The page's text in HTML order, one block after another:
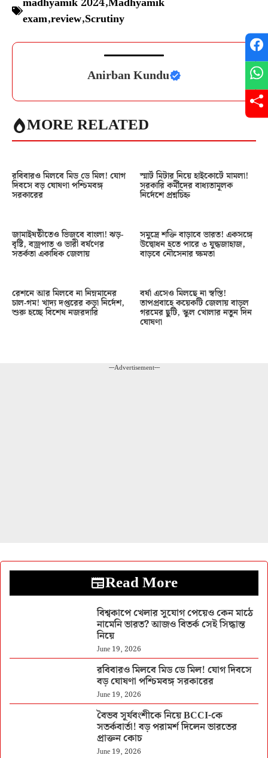
exam,review,Scrutiny
Anirban Kundu
MORE RELATED
রবিবারও মিলবে মিড ডে মিল! যোগ
দিবসে বড় ঘোষণা পশ্চিমবঙ্গ
সরকারের
স্মার্ট মিটার নিয়ে হাইকোর্টে মামলা!
সরকারি কর্মীদের বাধ্যতামূলক
নির্দেশে প্রশ্নচিহ্ন
জামাইষষ্ঠীতেও ভিজবে বাংলা! ঝড়-
বৃষ্টি, বজ্রপাত ও ভারী বর্ষণের
সতর্কতা একাধিক জেলায়
সমুদ্রে শক্তি বাড়াবে ভারত! একসঙ্গে
উদ্বোধন হতে পারে ৩ যুদ্ধজাহাজ,
বাড়বে নৌসেনার ক্ষমতা
রেশনে আর মিলবে না নিম্নমানের
চাল-গম! খাদ্য দপ্তরের কড়া নির্দেশ,
শুরু হচ্ছে বিশেষ নজরদারি
বর্ষা এসেও মিলছে না স্বস্তি!
তাপপ্রবাহে কয়েকটি জেলায় বাড়ল
গরমের ছুটি, স্কুল খোলার নতুন দিন
ঘোষণা
---Advertisement---
Read More
বিশ্বকাপে খেলার সুযোগ পেয়েও কেন মাঠে
নামেনি ভারত? আজও বিতর্ক সেই সিদ্ধান্ত
নিয়ে
June 19, 2026
রবিবারও মিলবে মিড ডে মিল! যোগ দিবসে
বড় ঘোষণা পশ্চিমবঙ্গ সরকারের
June 19, 2026
বৈভব সূর্যবংশীকে নিয়ে BCCI-কে
সতর্কবার্তা! বড় পরামর্শ দিলেন ভারতের
প্রাক্তন কোচ
June 19, 2026